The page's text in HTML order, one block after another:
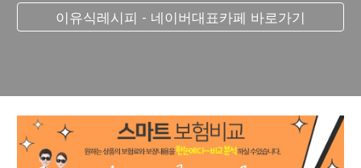
이유식레시피 - 네이버대표카페 바로가기